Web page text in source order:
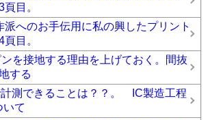
目。
へのお手伝用に私の興したプリント
目。
を接地する理由を上げておく。間抜
する
測できることは？？。 IC製造工程
いて